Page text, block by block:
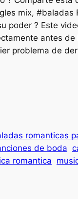
mix,
? Este
antes
problema de
romanticas
de boda
romantica